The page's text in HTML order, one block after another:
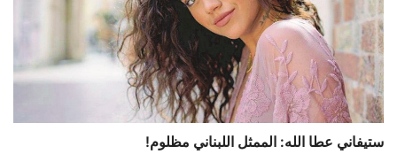
ستيفاني عطا الله: الممثل اللبناني مظلوم!